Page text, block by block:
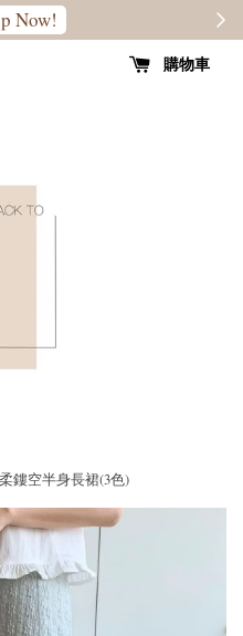
SALE
購物車
鏤空半身長裙(3色)